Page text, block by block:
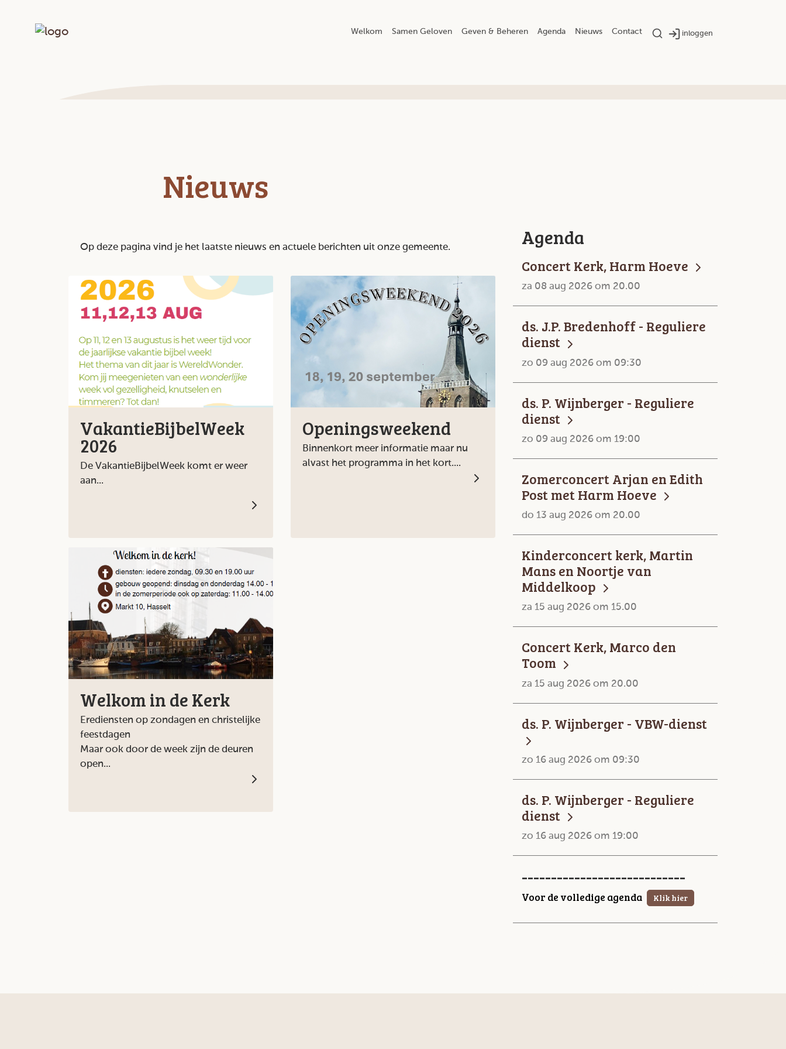
Welkom Samen Geloven Geven & Beheren Agenda Nieuws Contact inloggen
Nieuws
Op deze pagina vind je het laatste nieuws en actuele berichten uit onze gemeente.
VakantieBijbelWeek
2026
De VakantieBijbelWeek komt er weer
aan...
Openingsweekend
Binnenkort meer informatie maar nu
alvast het programma in het kort....
Welkom in de Kerk
Erediensten op zondagen en christelijke
feestdagen
Maar ook door de week zijn de deuren
open...
Agenda
Concert Kerk, Harm Hoeve
za 08 aug 2026 om 20.00
ds. J.P. Bredenhoff - Reguliere
dienst
zo 09 aug 2026 om 09:30
ds. P. Wijnberger - Reguliere
dienst
zo 09 aug 2026 om 19:00
Zomerconcert Arjan en Edith
Post met Harm Hoeve
do 13 aug 2026 om 20.00
Kinderconcert kerk, Martin
Mans en Noortje van
Middelkoop
za 15 aug 2026 om 15.00
Concert Kerk, Marco den
Toom
za 15 aug 2026 om 20.00
ds. P. Wijnberger - VBW-dienst
zo 16 aug 2026 om 09:30
ds. P. Wijnberger - Reguliere
dienst
zo 16 aug 2026 om 19:00
----------------------------
Voor de volledige agenda Klik hier